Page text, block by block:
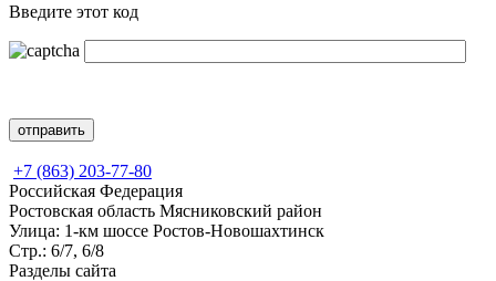
Введите этот код
+7 (863) 203-77-80
Российская Федерация
Ростовская область Мясниковский район
Улица: 1-км шоссе Ростов-Новошахтинск
Стр.: 6/7, 6/8
Разделы сайта